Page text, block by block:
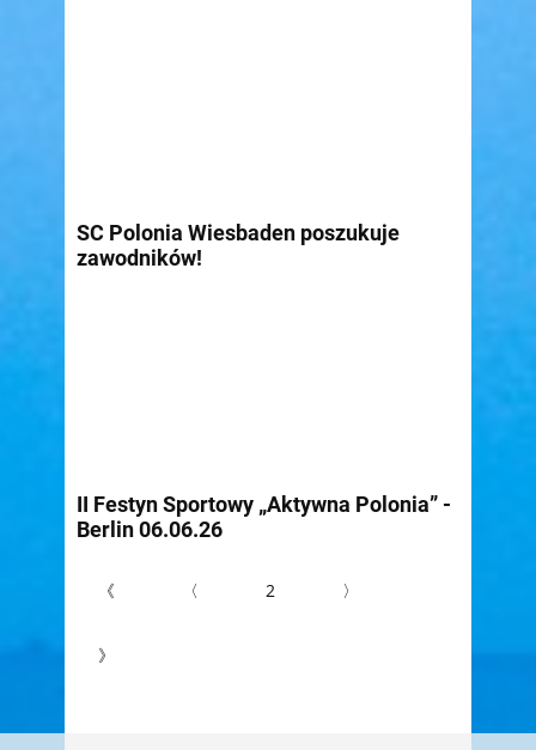
SC Polonia Wiesbaden poszukuje
zawodników!
II Festyn Sportowy „Aktywna Polonia” -
Berlin 06.06.26
《 〈 2 〉
》